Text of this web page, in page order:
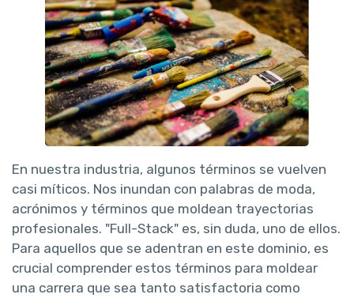
En nuestra industria, algunos términos se vuelven
casi míticos. Nos inundan con palabras de moda,
acrónimos y términos que moldean trayectorias
profesionales. "Full-Stack" es, sin duda, uno de ellos.
Para aquellos que se adentran en este dominio, es
crucial comprender estos términos para moldear
una carrera que sea tanto satisfactoria como